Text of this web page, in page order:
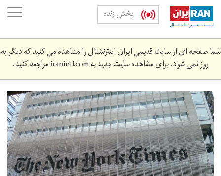
Skip
main
content
پخش زنده
شما صفحه ای از سایت قدیمی ایران اینترنشنال را مشاهده می کنید که دیگر به
روز نمی شود. برای مشاهده سایت جدید بهiranintl.comمراجعه کنید.
نیویورک
تایمز